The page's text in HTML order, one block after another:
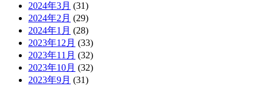
2024年3月 (31)
2024年2月 (29)
2024年1月 (28)
2023年12月 (33)
2023年11月 (32)
2023年10月 (32)
2023年9月 (31)